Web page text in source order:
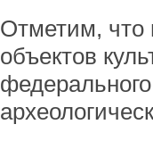
Отметим, что
объектов